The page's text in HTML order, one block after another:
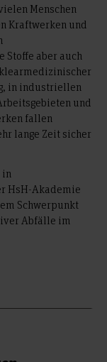
Menschen
Kraftwerken und
aber auch
in industriellen
und
fallen
lange Zeit sicher
in
HsH-Akademie
Schwerpunkt
Abfälle im